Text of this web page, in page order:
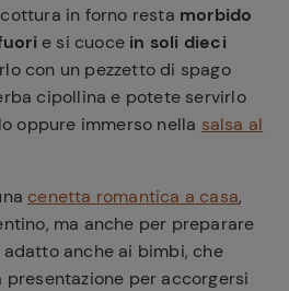
in forno resta morbido
e si cuoce in soli dieci
con un pezzetto di spago
cipollina e potete servirlo
oppure immerso nella salsa al
cenetta romantica a casa,
ma anche per preparare
anche ai bimbi, che
per accorgersi